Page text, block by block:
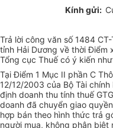
Kính gửi:
Trả lời công văn số 1484
tỉnh Hải Dương về thời Điểm
Tổng cục Thuế có ý kiến
Tại Điểm 1 Mục II phần C
12/12/2003 của Bộ Tài
định doanh thu tính thuế
doanh đã chuyển giao
hợp bán theo hình thức trả
người mua, không phân